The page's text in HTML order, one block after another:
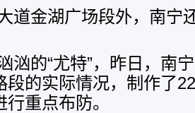
道金湖广场段外，南宁
汹的“尤特”，昨日，南
段的实际情况，制作了
重点布防。